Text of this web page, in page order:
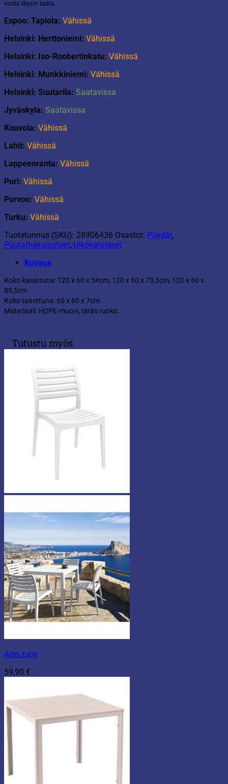
voida täysin taata.
Espoo: Tapiola: Vähissä
Helsinki: Herttoniemi: Vähissä
Helsinki: Iso-Roobertinkatu: Vähissä
Helsinki: Munkkiniemi: Vähissä
Helsinki: Suutarila: Saatavissa
Jyväskyla: Saatavissa
Kouvola: Vähissä
Lahti: Vähissä
Lappeenranta: Vähissä
Pori: Vähissä
Porvoo: Vähissä
Turku: Vähissä
Tuotetunnus (SKU): 28906436 Osastot: Pöydät,
Puutarhakalusteet, Ulkokalusteet
Kuvaus
Koko kasattuna: 120 x 60 x 54cm, 120 x 60 x 73,5cm, 120 x 60 x
89,5cm
Koko taitettuna: 60 x 60 x 7cm
Materiaali: HDPE-muovi, teräs runko.
Tutustu myös
Ares tuoli
59,90 €